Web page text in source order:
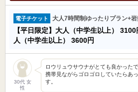
電子チケット 大人7時間制ゆったりプラン+
【平日限定】大人（中学生以上） 3100
人（中学生以上） 3600円
30代 女
性
ロウリュウサウナがとても良かった
携帯見ながらゴロゴロしていたらあ
す。